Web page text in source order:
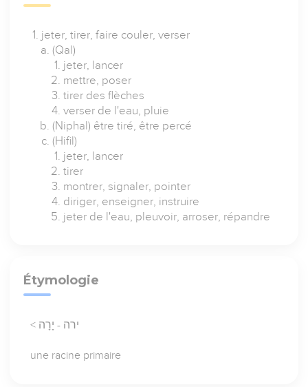
jeter, tirer, faire couler, verser
(Qal)
jeter, lancer
mettre, poser
tirer des flèches
verser de l'eau, pluie
(Niphal) être tiré, être percé
(Hifil)
jeter, lancer
tirer
montrer, signaler, pointer
diriger, enseigner, instruire
jeter de l'eau, pleuvoir, arroser, répandre
Étymologie
< ירה - יָרָה
une racine primaire